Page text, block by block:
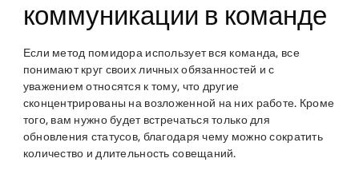
коммуникации в команде
Если метод помидора использует вся команда, все
понимают круг своих личных обязанностей и с
уважением относятся к тому, что другие
сконцентрированы на возложенной на них работе. Кроме
того, вам нужно будет встречаться только для
обновления статусов, благодаря чему можно сократить
количество и длительность совещаний.